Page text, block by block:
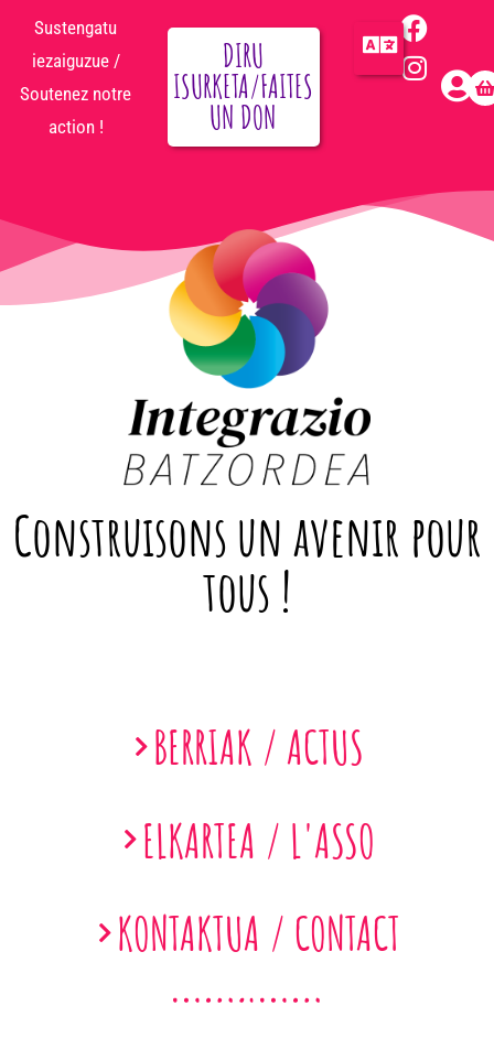
Sustengatu
iezaiguzue /
Soutenez notre
action !
DIRU
ISURKETA/FAITES
UN DON
Construisons un avenir pour
tous !
BERRIAK / ACTUS
ELKARTEA / L'ASSO
KONTAKTUA / CONTACT